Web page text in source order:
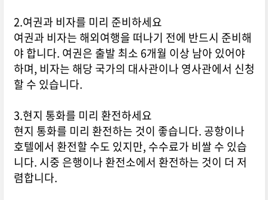
2.여권과 비자를 미리 준비하세요
여권과 비자는 해외여행을 떠나기 전에 반드시 준비해
야 합니다. 여권은 출발 최소 6개월 이상 남아 있어야
하며, 비자는 해당 국가의 대사관이나 영사관에서 신청
할 수 있습니다.
3.현지 통화를 미리 환전하세요
현지 통화를 미리 환전하는 것이 좋습니다. 공항이나
호텔에서 환전할 수도 있지만, 수수료가 비쌀 수 있습
니다. 시중 은행이나 환전소에서 환전하는 것이 더 저
렴합니다.